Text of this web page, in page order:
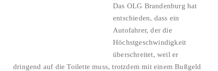
Das OLG Brandenburg hat
entschieden, dass ein
Autofahrer, der die
Höchstgeschwindigkeit
überschreitet, weil er
dringend auf die Toilette muss, trotzdem mit einem Bußgeld